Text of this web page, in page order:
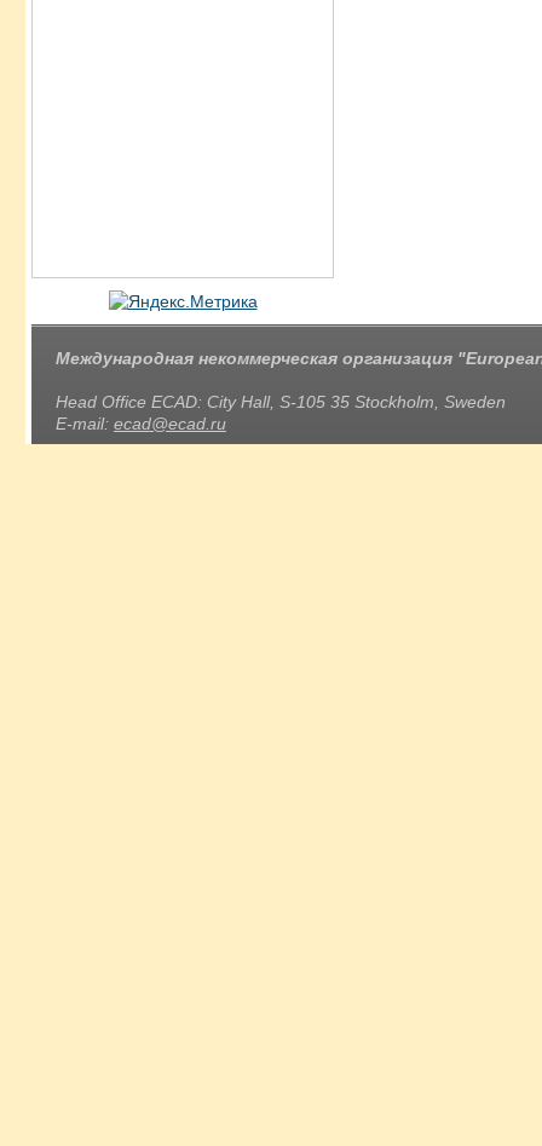
Международная некоммерческая организация
Head Office ECAD: City Hall, S-105 35 Stockholm, Sweden
E-mail: ecad@ecad.ru